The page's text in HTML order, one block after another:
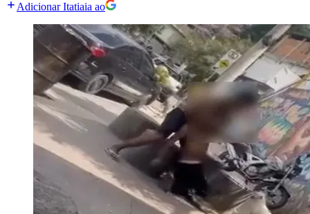
Adicionar Itatiaia ao